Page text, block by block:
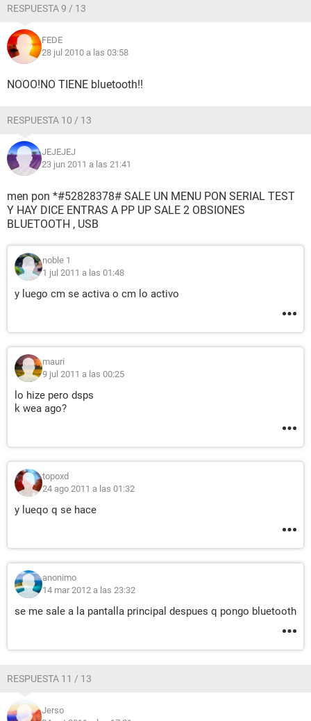
RESPUESTA 9 / 13
FEDE
28 jul 2010 a las 03:58
NOOO!NO TIENE bluetooth!!
RESPUESTA 10 / 13
JEJEJEJ
23 jun 2011 a las 21:41
men pon *#52828378# SALE UN MENU PON SERIAL TEST
Y HAY DICE ENTRAS A PP UP SALE 2 OBSIONES
BLUETOOTH , USB
noble 1
1 jul 2011 a las 01:48
y luego cm se activa o cm lo activo
mauri
9 jul 2011 a las 00:25
lo hize pero dsps
k wea ago?
topoxd
24 ago 2011 a las 01:32
y lueqo q se hace
anonimo
14 mar 2012 a las 23:32
se me sale a la pantalla principal despues q pongo bluetooth
RESPUESTA 11 / 13
Jerso